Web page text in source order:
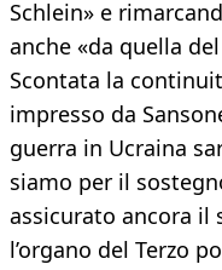
Schlein» e
anche «da quella
Scontata la
impresso da
guerra in Ucraina
siamo per il
assicurato ancora il
l’organo del Terzo